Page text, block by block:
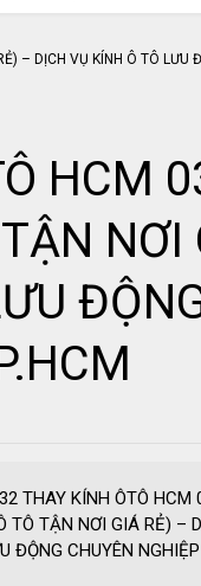
HCM
NƠI
THAY KÍNH ÔTÔ HCM
TÔ TẬN NƠI GIÁ RẺ) –
ĐỘNG CHUYÊN